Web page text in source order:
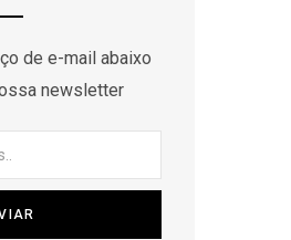
de e-mail abaixo
newsletter